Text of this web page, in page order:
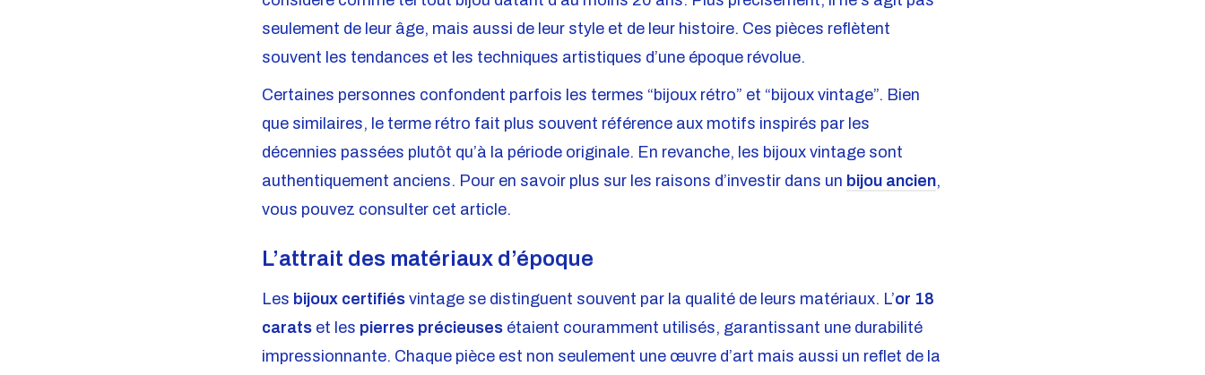
seulement de leur âge, mais aussi de leur style et de leur histoire. Ces pièces reflètent
souvent les tendances et les techniques artistiques d’une époque révolue.
Certaines personnes confondent parfois les termes “bijoux rétro” et “bijoux vintage”. Bien
que similaires, le terme rétro fait plus souvent référence aux motifs inspirés par les
décennies passées plutôt qu’à la période originale. En revanche, les bijoux vintage sont
authentiquement anciens. Pour en savoir plus sur les raisons d’investir dans un bijou ancien,
vous pouvez consulter cet article.
L’attrait des matériaux d’époque
Les bijoux certifiés vintage se distinguent souvent par la qualité de leurs matériaux. L’or 18
carats et les pierres précieuses étaient couramment utilisés, garantissant une durabilité
impressionnante. Chaque pièce est non seulement une œuvre d’art mais aussi un reflet de la